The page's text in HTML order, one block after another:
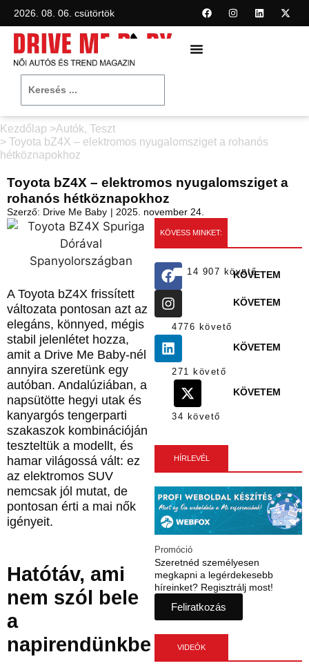
2026. 08. 06. csütörtök
Kezdőlap >Autók, Teszt
> Toyota bZ4X – elektromos nyugalomsziget a rohanós
hétköznapokhoz
Toyota bZ4X – elektromos nyugalomsziget a
rohanós hétköznapokhoz
Szerző: Drive Me Baby | 2025. november 24.
A Toyota bZ4X frissített
változata pontosan azt az
elegáns, könnyed, mégis
stabil jelenlétet hozza,
amit a Drive Me Baby-nél
annyira szeretünk egy
autóban. Andalúziában, a
napsütötte hegyi utak és
kanyargós tengerparti
szakaszok kombinációján
teszteltük a modellt, és
hamar világossá vált: ez
az elektromos SUV
nemcsak jól mutat, de
pontosan érti a mai nők
igényeit.
Hatótáv, ami
nem szól bele
a
napirendünkbe
KÖVESS MINKET:
14 907 követőKÖVETEM
4776 követő
KÖVETEM
271 követő
KÖVETEM
34 követő
KÖVETEM
HÍRLEVÉL
Szeretnéd személyesen
megkapni a legérdekesebb
híreinket? Regisztrálj most!
Feliratkozás
Promóció
VIDEÓK